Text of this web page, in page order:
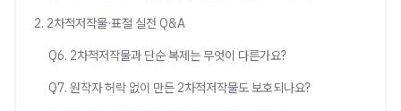
2. 2차적저작물·표절 실전 Q&A
Q6. 2차적저작물과 단순 복제는 무엇이 다른가요?
Q7. 원작자 허락 없이 만든 2차적저작물도 보호되나요?